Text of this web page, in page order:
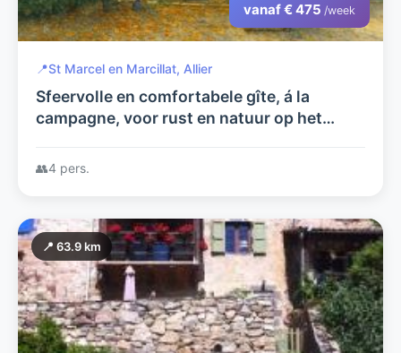
vanaf € 475 /week
📍St Marcel en Marcillat, Allier
Sfeervolle en comfortabele gîte, á la
campagne, voor rust en natuur op het
👥4 pers.
📍 63.9 km